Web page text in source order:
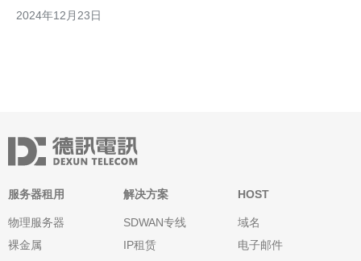
而出。 韩国VPS老左以其卓越的服务质量而受到客户的青睐。他
2024年12月23日
服务器租用
物理服务器
裸金属
解决方案
SDWAN专线
IP租赁
HOST
域名
电子邮件